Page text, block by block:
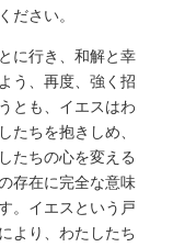
ださい。
に行き、和解と幸
う、再度、強く招
とも、イエスはわ
たちを抱きしめ、
たちの心を変える
存在に完全な意味
。イエスという戸
より、わたしたち